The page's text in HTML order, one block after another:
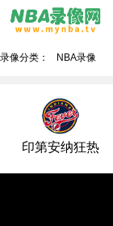
录像分类： NBA录像
印第安纳狂热